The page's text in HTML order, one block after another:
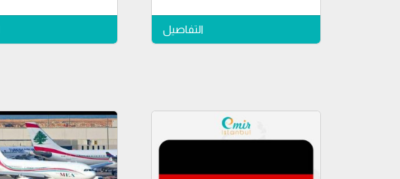
التفاصيل